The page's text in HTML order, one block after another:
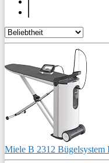
Miele B 2312 Bügelsystem